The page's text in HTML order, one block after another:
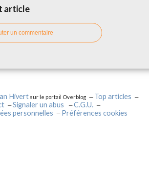
article
un commentaire
Hivert sur le portail Overblog
Top articles
Signaler un abus
C.G.U.
personnelles
Préférences cookies